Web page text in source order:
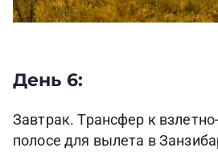
День 6:
Завтрак. Трансфер к
полосе для вылета в